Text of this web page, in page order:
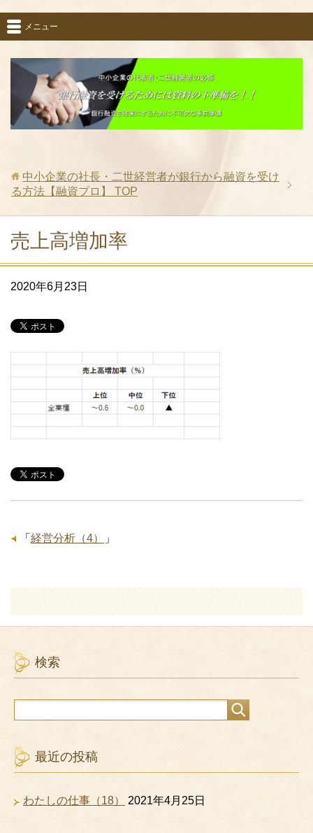
メニュー
中小企業の社長・二世経営者が銀行から融資を受け
る方法【融資プロ】
TOP
売上高増加率
2020年6月23日
「 経営分析（4） 」
検索
最近の投稿
わたしの仕事（18） 2021年4月25日